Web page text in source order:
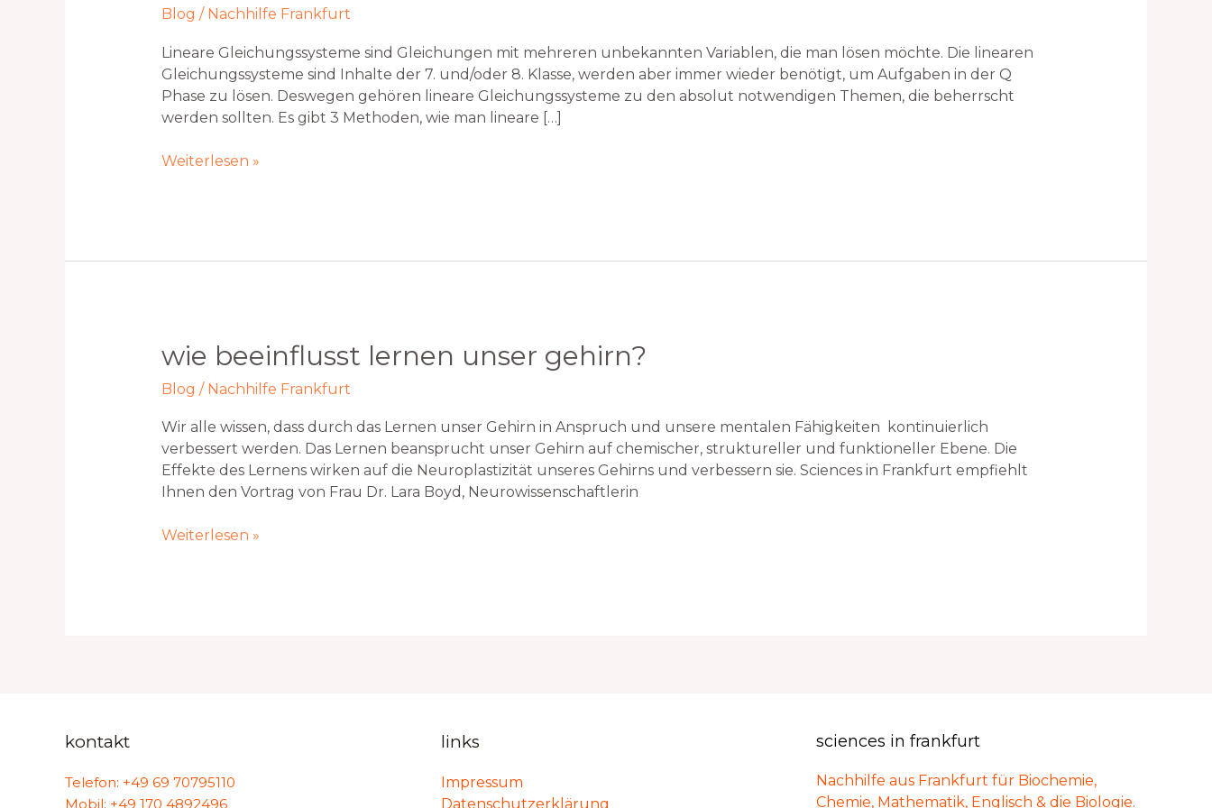
Blog / Nachhilfe Frankfurt
Lineare Gleichungssysteme sind Gleichungen mit mehreren unbekannten Variablen, die man lösen möchte. Die linearen
Gleichungssysteme sind Inhalte der 7. und/oder 8. Klasse, werden aber immer wieder benötigt, um Aufgaben in der Q
Phase zu lösen. Deswegen gehören lineare Gleichungssysteme zu den absolut notwendigen Themen, die beherrscht
werden sollten. Es gibt 3 Methoden, wie man lineare […]
Weiterlesen »
wie beeinflusst lernen unser gehirn?
Blog / Nachhilfe Frankfurt
Wir alle wissen, dass durch das Lernen unser Gehirn in Anspruch und unsere mentalen Fähigkeiten kontinuierlich
verbessert werden. Das Lernen beansprucht unser Gehirn auf chemischer, struktureller und funktioneller Ebene. Die
Effekte des Lernens wirken auf die Neuroplastizität unseres Gehirns und verbessern sie. Sciences in Frankfurt empfiehlt
Ihnen den Vortrag von Frau Dr. Lara Boyd, Neurowissenschaftlerin
Wie
beeinflusst
Lernen
Gehirn?
Weiterlesen »
kontakt
Telefon: +49 69 70795110
Mobil: +49 170 4892496
links
Impressum
Datenschutzerklärung
sciences in frankfurt
Nachhilfe aus Frankfurt für Biochemie,
Chemie, Mathematik, Englisch & die Biologie.